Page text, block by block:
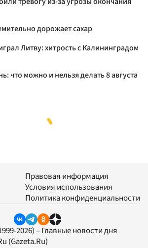
дорожает сахар
Литву: хитрость с Калининградом
что можно и нельзя делать 8 августа
Правовая информация
Условия использования
Политика конфиденциальности
2026) – Главные новости дня
(Gazeta.Ru)